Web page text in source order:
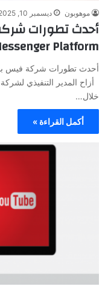
موهوبون ديسمبر 10, 2025
أحدث تطورات
Platform
أزاح المدير التنفيذي
خلال…
أكمل القراءة »